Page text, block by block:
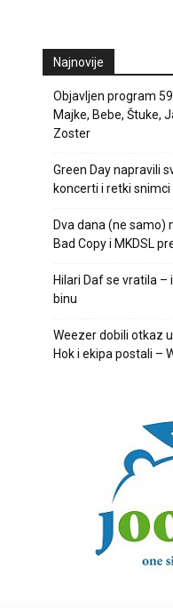
Najnovije
Objavljen program
Majke, Bebe, Štuke,
Zoster
Green Day napravili
koncerti i retki
Dva dana (ne samo)
Bad Copy i MKDSL
Hilari Daf se vratila
binu
Weezer dobili otkaz
Hok i ekipa postali –